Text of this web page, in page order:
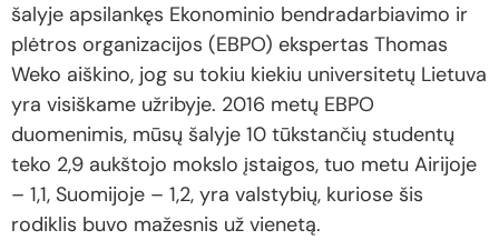
šalyje apsilankęs Ekonominio bendradarbiavimo ir
plėtros organizacijos (EBPO) ekspertas Thomas
Weko aiškino, jog su tokiu kiekiu universitetų Lietuva
yra visiškame užribyje. 2016 metų EBPO
duomenimis, mūsų šalyje 10 tūkstančių studentų
teko 2,9 aukštojo mokslo įstaigos, tuo metu Airijoje
– 1,1, Suomijoje – 1,2, yra valstybių, kuriose šis
rodiklis buvo mažesnis už vienetą.